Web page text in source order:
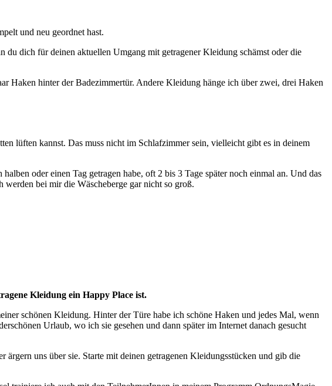
und neu geordnet hast.
dich für deinen aktuellen Umgang mit getragener Kleidung schämst oder die
Haken hinter der Badezimmertür. Andere Kleidung hänge ich über zwei, drei Haken
lüften kannst. Das muss nicht im Schlafzimmer sein, vielleicht gibt es in deinem
oder einen Tag getragen habe, oft 2 bis 3 Tage später noch einmal an. Und das
bei mir die Wäscheberge gar nicht so groß.
Kleidung ein Happy Place ist.
schönen Kleidung. Hinter der Türe habe ich schöne Haken und jedes Mal, wenn
Urlaub, wo ich sie gesehen und dann später im Internet danach gesucht
ärgern uns über sie. Starte mit deinen getragenen Kleidungsstücken und gib die